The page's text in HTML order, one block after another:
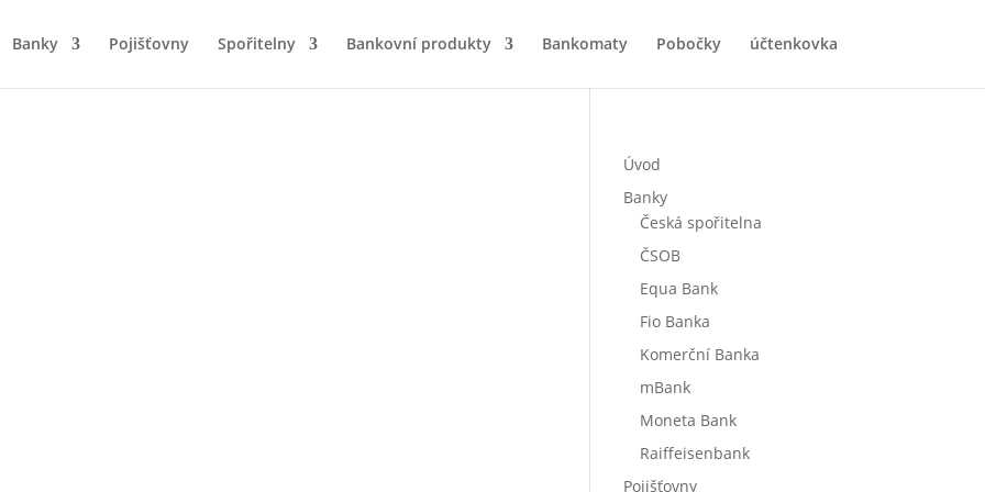
Banky Pojišťovny Spořitelny Bankovní produkty Bankomaty Pobočky účtenkovka
Úvod
Banky
Česká spořitelna
ČSOB
Equa Bank
Fio Banka
Komerční Banka
mBank
Moneta Bank
Raiffeisenbank
Pojišťovny